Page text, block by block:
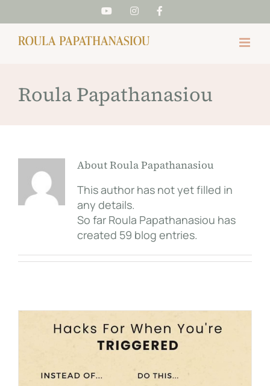
to
content
YouTubeInstagram
Roula Papathanasiou
AboutRoula Papathanasiou
This author has not yet filled in
any details.
So far Roula Papathanasiou has
created 59 blog entries.